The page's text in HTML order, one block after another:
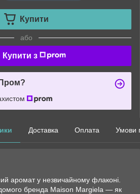
Купити
або
Купити з
Доставка Оплата Умови
аромат у незвичайному флаконі.
бренда Maison Margiela — як